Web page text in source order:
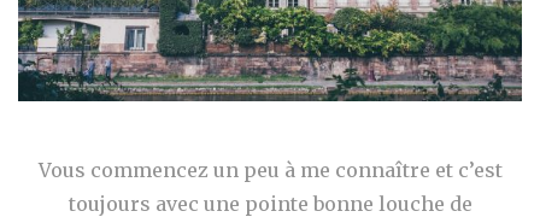
Vous commencez un peu à me connaître et c’est
toujours avec une pointe bonne louche de